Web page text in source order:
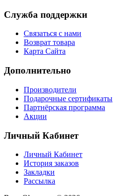
Служба поддержки
Связаться с нами
Возврат товара
Карта Сайта
Дополнительно
Производители
Подарочные сертификаты
Партнёрская программа
Акции
Личный Кабинет
Личный Кабинет
История заказов
Закладки
Рассылка